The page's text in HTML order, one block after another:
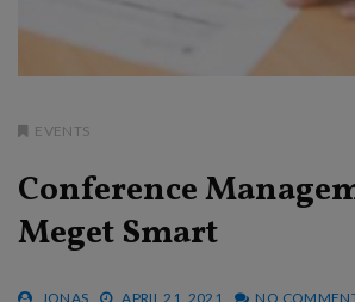
EVENTS
Conference
Meget Smart
JONAS APRIL 21, 2021 NO